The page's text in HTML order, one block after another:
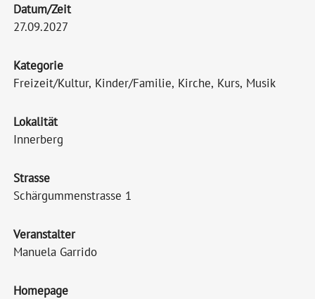
Datum/Zeit
27.09.2027
Kategorie
Freizeit/Kultur, Kinder/Familie, Kirche, Kurs, Musik
Lokalität
Innerberg
Strasse
Schärgummenstrasse 1
Veranstalter
Manuela Garrido
Homepage